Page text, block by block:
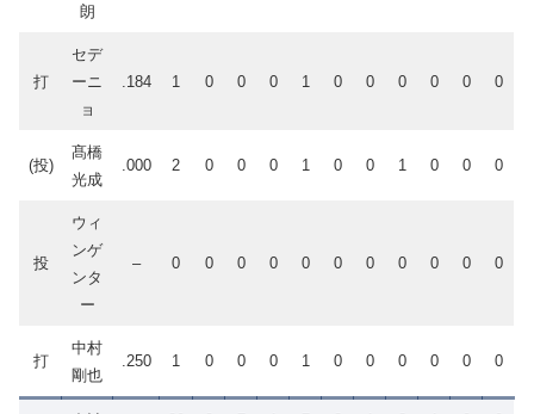
朗
打
セデ
ーニ
ョ
.184 1 0 0 0 1 0 0 0 0 0 0
(投)
髙橋
光成
.000 2 0 0 0 1 0 0 1 0 0 0
投
ウィ
ンゲ
ンタ
ー
– 0 0 0 0 0 0 0 0 0 0 0
打
中村
剛也
.250 1 0 0 0 1 0 0 0 0 0 0